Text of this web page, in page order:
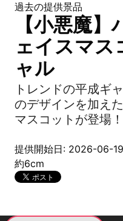
過去の提供景品
【小悪魔
ェイスマス
ャル
トレンドの平成ギ
のデザインを加え
マスコットが登場！
提供開始日: 2026-06-
約6cm